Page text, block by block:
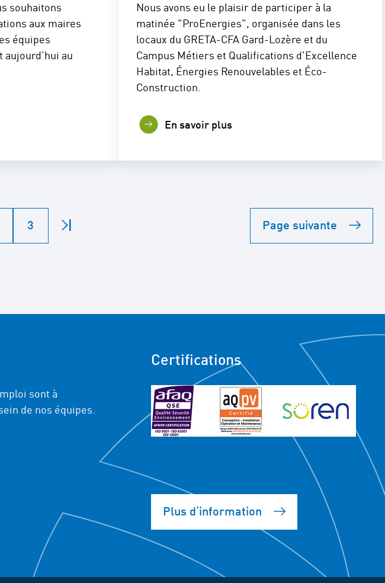
souhaitons
aux maires
équipes
aujourd’hui au
Nous avons eu le plaisir de participer à la
matinée "ProEnergies", organisée dans les
locaux du GRETA-CFA Gard-Lozère et du
Campus Métiers et Qualifications d'Excellence
Habitat, Énergies Renouvelables et Éco-
Construction.
En savoir plus
3
Dernière
Page suivante
sont à
de nos équipes.
Certifications
Plus d‘information